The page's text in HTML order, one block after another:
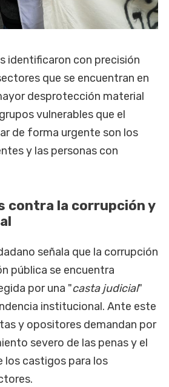
identificaron con precisión
que se encuentran en
desprotección material
vulnerables que el
de forma urgente son los
y las personas con
contra la corrupción y
señala que la corrupción
pública se encuentra
por una "casta judicial"
institucional. Ante este
y opositores demandan por
severo de las penas y el
castigos para los